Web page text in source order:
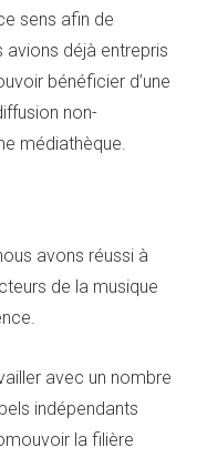
sens afin de
avions déjà entrepris
bénéficier d’une
non-
médiathèque.
avons réussi à
de la musique
avec un nombre
indépendants
la filière